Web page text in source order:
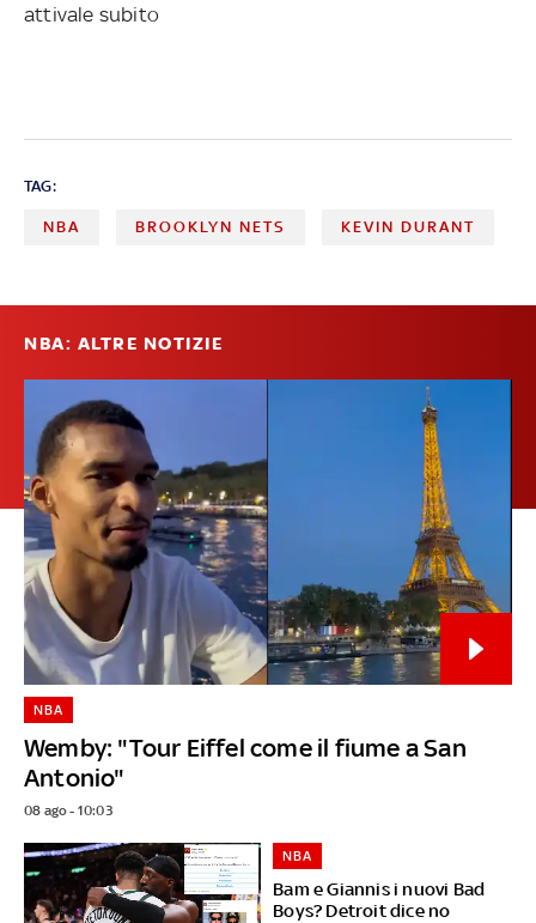
attivale subito
TAG:
NBA BROOKLYN NETS KEVIN DURANT
NBA: ALTRE NOTIZIE
Wemby: "Tour Eiffel come il fiume a San
Antonio"
NBA
08 ago - 10:03
Bam e Giannis i nuovi Bad
Boys? Detroit dice no
NBA